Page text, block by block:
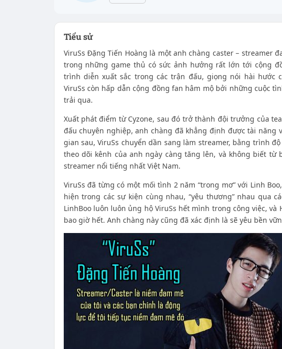
Tiểu sử
ViruSs Đặng Tiến Hoàng là một anh chàng caster – streamer
trong những game thủ có sức ảnh hưởng rất lớn tới cộng
trình diễn xuất sắc trong các trận đấu, giọng nói hài hước
ViruSs còn hấp dẫn cộng đồng fan hâm mộ bởi những cuộc
trải qua.
Xuất phát điểm từ Cyzone, sau đó trở thành đội trưởng của
đấu chuyên nghiệp, anh chàng đã khẳng định được tài
gian sau, ViruSs chuyển dần sang làm streamer, bằng trình
theo dõi kênh của anh ngày càng tăng lên, và không biết
streamer nổi tiếng nhất Việt Nam.
ViruSs đã từng có một mối tình 2 năm “trong mơ” với Linh
hiện trong các sự kiện cùng nhau, “yêu thương” nhau qua
LinhBoo luôn luôn ủng hộ ViruSs hết mình trong công việc,
bao giờ hết. Anh chàng này cũng đã xác định là sẽ yêu bền